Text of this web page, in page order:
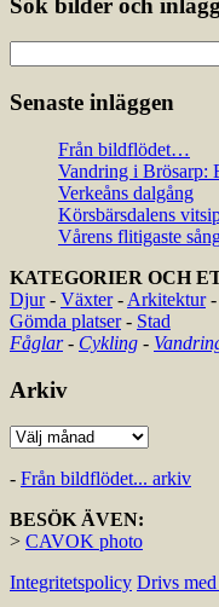
Sök bilder och inlägg
efter:
Senaste inläggen
Från bildflödet…
Vandring i Brösarp:
Verkeåns dalgång
Körsbärsdalens
Vårens flitigaste
KATEGORIER OCH
Djur- Växter- Arkitektur-
Gömda platser- Stad
Fåglar- Cykling -
Arkiv
Arkiv
- Från bildflödet... arkiv
BESÖK ÄVEN:
> CAVOK photo
Integritetspolicy Drivs med